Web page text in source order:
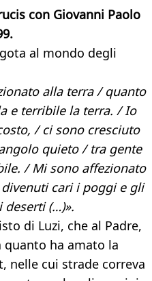
con Giovanni Paolo
al mondo degli
alla terra / quanto
e terribile la terra. / Io
/ ci sono cresciuto
quieto / tra gente
/ Mi sono affezionato
cari i poggi e gli
(…)».
di Luzi, che al Padre,
quanto ha amato la
nelle cui strade correva